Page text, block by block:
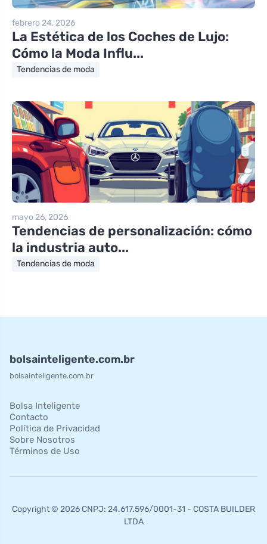
febrero 24, 2026
La Estética de los Coches de Lujo:
Cómo la Moda Influ...
Tendencias de moda
mayo 26, 2026
Tendencias de personalización: cómo
la industria auto...
Tendencias de moda
bolsainteligente.com.br
bolsainteligente.com.br
Bolsa Inteligente
Contacto
Política de Privacidad
Sobre Nosotros
Términos de Uso
Copyright © 2026 CNPJ: 24.617.596/0001-31 - COSTA BUILDER
LTDA